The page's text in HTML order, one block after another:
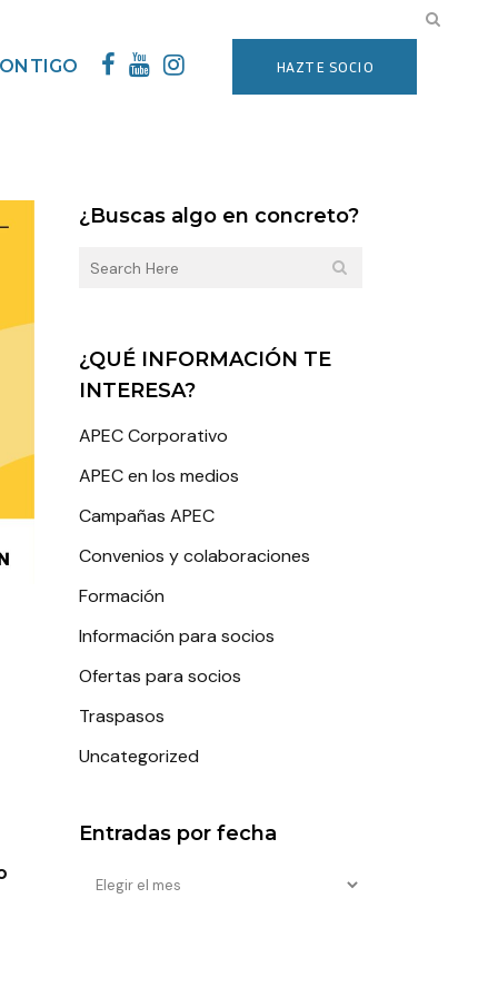
HAZTE SOCIO
¿Buscas algo en concreto?
¿QUÉ INFORMACIÓN TE
INTERESA?
APEC Corporativo
APEC en los medios
Campañas APEC
Convenios y colaboraciones
Formación
Información para socios
Ofertas para socios
Traspasos
Uncategorized
Entradas por fecha
Entradas